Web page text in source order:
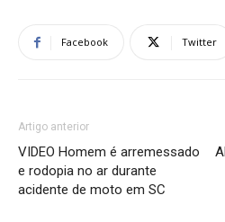
Facebook Twitter
Artigo anterior
VIDEO Homem é arremessado
e rodopia no ar durante
acidente de moto em SC